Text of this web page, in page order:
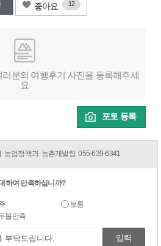
좋아요 12
분의 여행후기 사진을 등록해주세
요
포토 등록
농업정책과 농촌개발팀055-639-6341
하여 만족하십니까?
보통
불만족